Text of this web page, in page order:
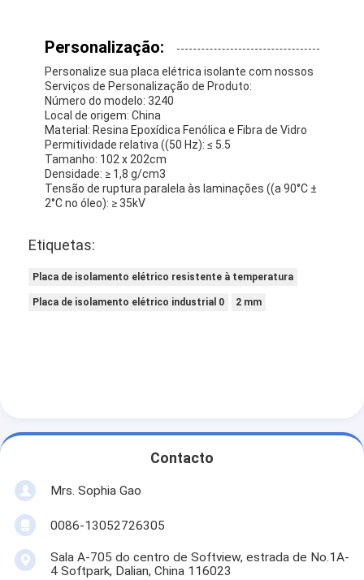
Personalização:
Personalize sua placa elétrica isolante com nossos
Serviços de Personalização de Produto:
Número do modelo: 3240
Local de origem: China
Material: Resina Epoxídica Fenólica e Fibra de Vidro
Permitividade relativa ((50 Hz): ≤ 5.5
Tamanho: 102 x 202cm
Densidade: ≥ 1,8 g/cm3
Tensão de ruptura paralela às laminações ((a 90°C ±
2°C no óleo): ≥ 35kV
Etiquetas:
Placa de isolamento elétrico resistente à temperatura
Placa de isolamento elétrico industrial 0 2 mm
Contacto
Mrs. Sophia Gao
0086-13052726305
Sala A-705 do centro de Softview, estrada de No.1A-
4 Softpark, Dalian, China 116023